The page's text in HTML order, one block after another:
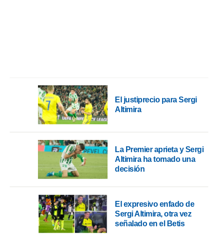
El justiprecio para Sergi
Altimira
La Premier aprieta y Sergi
Altimira ha tomado una
decisión
El expresivo enfado de
Sergi Altimira, otra vez
señalado en el Betis